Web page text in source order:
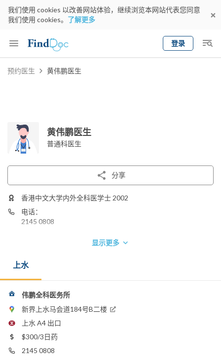
我们使用 cookies 以改善网站体验，继续浏览本网站代表您同意
我们使用 cookies。 了解更多
登录
Keyword
预约医生 黄伟鹏医生
黄伟鹏医生
普通科医生
分享
香港中文大学内外全科医学士 2002
电话：
2145 0808
显示更多
上水
伟鹏全科医务所
新界上水马会道184号B二楼
上水 A4 出口
$300/3日药
2145 0808